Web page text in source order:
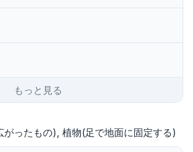
もっと見る
がったもの) 植物(足で地面に固定する)